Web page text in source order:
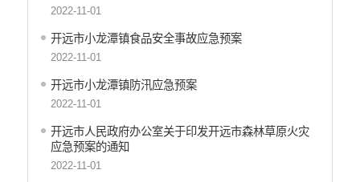
政府集中采购
环保督察
行政许可
乡村振兴工作信息公开
2022-11-01
开远市小龙潭镇食品安全事故应急预案
2022-11-01
开远市小龙潭镇防汛应急预案
2022-11-01
开远市人民政府办公室关于印发开远市森林草原火灾
应急预案的通知
2022-11-01